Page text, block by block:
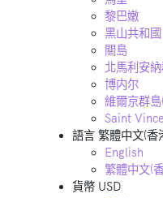
黎巴嫩
黑山共和國
關島
北馬利安
博内尔
維爾京群島
Saint
語言 繁體中文(香
English
繁體中文(
貨幣 USD